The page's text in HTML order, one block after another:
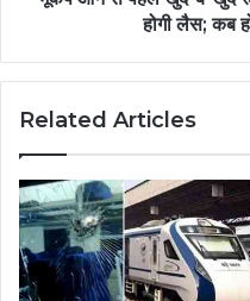
होगी लैस; कब
Related Articles